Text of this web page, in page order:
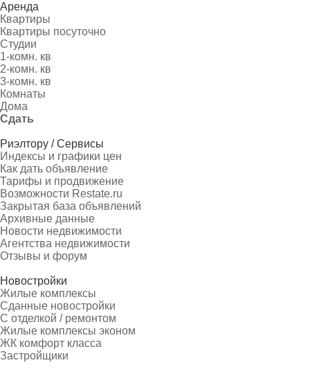
Аренда
Квартиры
Квартиры посуточно
Студии
1-комн. кв
2-комн. кв
3-комн. кв
Комнаты
Дома
Сдать
Риэлтору / Сервисы
Индексы и графики цен
Как дать объявление
Тарифы и продвижение
Возможности Restate.ru
Закрытая база объявлений
Архивные данные
Новости недвижимости
Агентства недвижимости
Отзывы и форум
Новостройки
Жилые комплексы
Сданные новостройки
С отделкой / ремонтом
Жилые комплексы эконом
ЖК комфорт класса
Застройщики